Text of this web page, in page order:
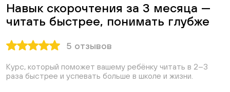
Навык скорочтения за 3 месяца —
читать быстрее, понимать глубже
5 отзывов
Курс, который поможет вашему ребёнку читать в 2–3
раза быстрее и успевать больше в школе и жизни.